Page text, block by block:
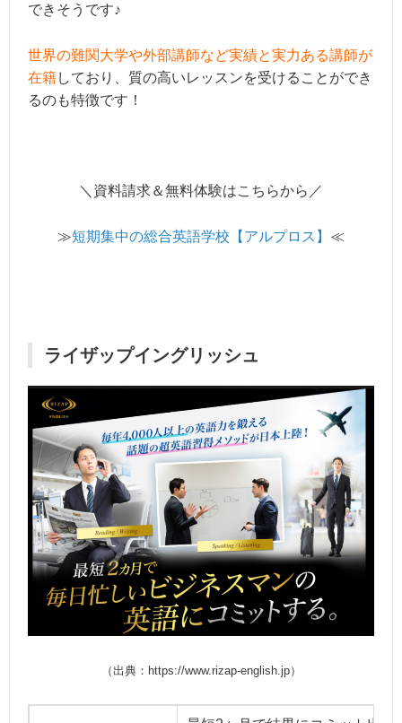
できそうです♪
世界の難関大学や外部講師など実績と実力ある講師が
在籍しており、質の高いレッスンを受けることができ
るのも特徴です！
＼資料請求＆無料体験はこちらから／
≫短期集中の総合英語学校【アルプロス】 ≪
ライザップイングリッシュ
（出典：https://www.rizap-english.jp）